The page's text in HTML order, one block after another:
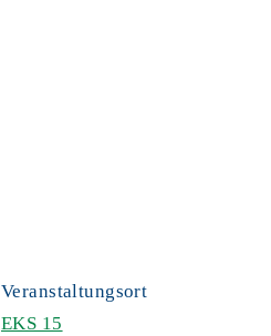
Veranstaltungsort
EKS 15